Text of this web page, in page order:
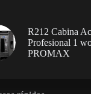
R212 Cabina
Profesional 1
PROMAX